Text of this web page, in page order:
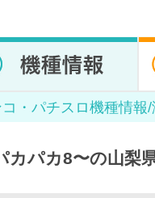
・パチスロ機種情報
カパカ8〜の山梨